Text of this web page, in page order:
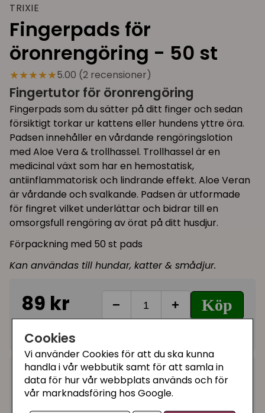
Cookies
Vi använder Cookies för att du ska kunna
handla i vår webbutik samt för att samla in
data för hur vår webbplats används och för
vår marknadsföring hos Google.
TRIXIE
Fingerpads för
öronrengöring - 50 st
★★★★★5.00 (2 recensioner)
Fingertutor för öronrengöring
Fingerpads som du sätter på ditt finger och sedan
försiktigt torkar ur kattens eller hundens yttre öra.
Padsen innehåller en vårdande rengöringslotion
med Aloe Vera & trollhassel. Trollhassel är en
medicinal växt som har en hemostatisk,
antiinflammatorisk och lindrande effekt. Aloe Veran
är vårdande och svalkande. Padsen är utformade
för fingret vilket underlättar och bidrar till en
omsorgsfull rengöring av örat på ditt husdjur.
Förpackning med 50 st pads
Kan användas till hundar, katter & smådjur.
89 kr − + Köp
I lager, leveranstid 1-3 vardagar
Kategorier:
Ögon och öron
Artikelnummer:29392